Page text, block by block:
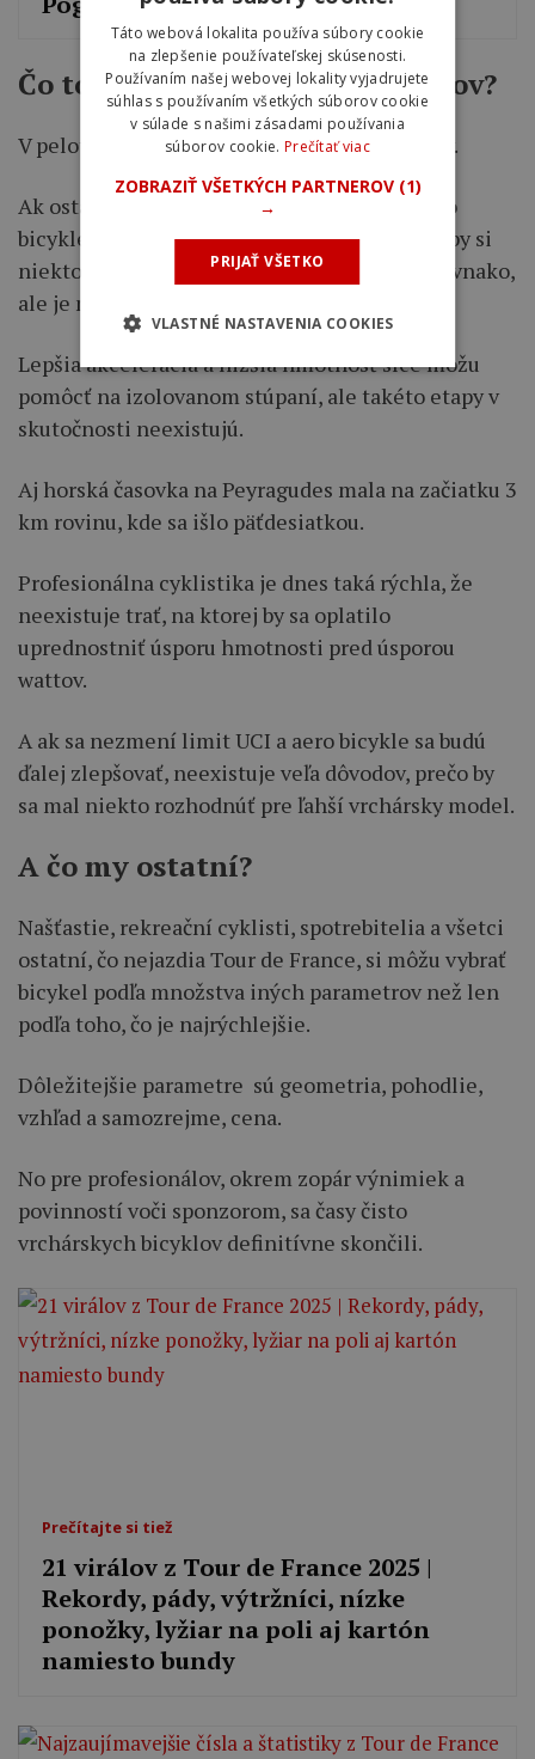
Čo to znamená pre profesionálov?
V pelotóne skončila éra vrchárskych bicyklov.
Ak ostane limit UCI na 6,8 kg a moderné aero
bicykle sa vedia tomuto číslu priblížiť, prečo by si
niekto vybral vrchársky bicykel, ktorý váži rovnako,
ale je menej aerodynamicky efektívny?
Lepšia akcelerácia a nižšia hmotnosť síce môžu
pomôcť na izolovanom stúpaní, ale takéto etapy v
skutočnosti neexistujú.
Aj horská časovka na Peyragudes mala na začiatku 3
km rovinu, kde sa išlo päťdesiatkou.
Profesionálna cyklistika je dnes taká rýchla, že
neexistuje trať, na ktorej by sa oplatilo
uprednostniť úsporu hmotnosti pred úsporou
wattov.
A ak sa nezmení limit UCI a aero bicykle sa budú
ďalej zlepšovať, neexistuje veľa dôvodov, prečo by
sa mal niekto rozhodnúť pre ľahší vrchársky model.
A čo my ostatní?
Našťastie, rekreační cyklisti, spotrebitelia a všetci
ostatní, čo nejazdia Tour de France, si môžu vybrať
bicykel podľa množstva iných parametrov než len
podľa toho, čo je najrýchlejšie.
Dôležitejšie parametre sú geometria, pohodlie,
vzhľad a samozrejme, cena.
No pre profesionálov, okrem zopár výnimiek a
povinností voči sponzorom, sa časy čisto
vrchárskych bicyklov definitívne skončili.
Prečítajte si tiež
21 virálov z Tour de France 2025 |
Rekordy, pády, výtržníci, nízke
ponožky, lyžiar na poli aj kartón
namiesto bundy
Táto webová lokalita používa súbory cookie
na zlepšenie používateľskej skúsenosti.
Používaním našej webovej lokality vyjadrujete
súhlas s používaním všetkých súborov cookie
v súlade s našimi zásadami používania
súborov cookie. Prečítať viac
ZOBRAZIŤ VŠETKÝCH PARTNEROV (1)
→
PRIJAŤ VŠETKO
VLASTNÉ NASTAVENIA COOKIES